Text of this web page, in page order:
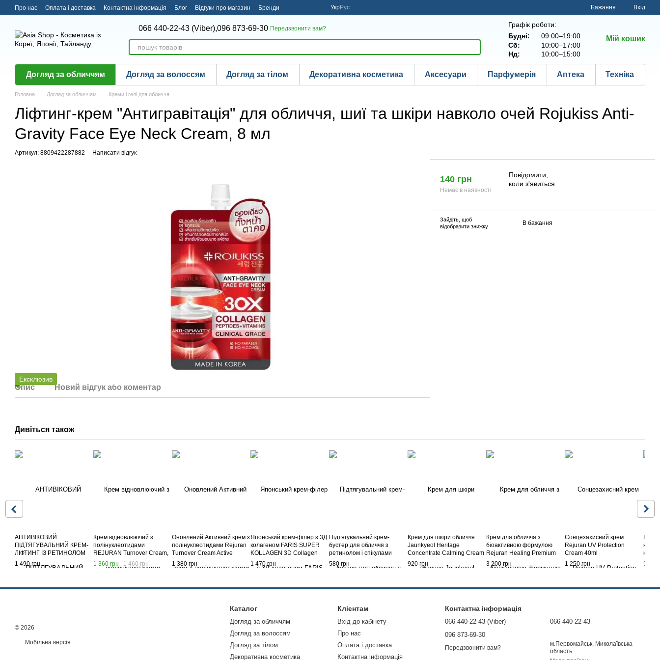
Перейти до основного контенту
Про нас Оплата і доставка Контактна інформація Блог Відгуки про магазин Бренди УкрРус Бажання Вхід
066 440-22-43 (Viber),096 873-69-30 Передзвонити вам?
Графік роботи:
Будні:
09:00–19:00
Сб:
10:00–17:00
Нд:
10:00–15:00
Мій кошик
Догляд за обличчям Догляд за волоссям Догляд за тілом Декоративна косметика Аксесуари Парфумерія Аптека Техніка
Головна Догляд за обличчям Креми і гелі для обличчя
Ліфтинг-крем "Антигравітація" для обличчя, шиї та шкіри навколо очей Rojukiss Anti-
Gravity Face Eye Neck Cream, 8 мл
Артикул: 8809422287882 Написати відгук
Ексклюзив
Опис Новий відгук або коментар
140 грн
Немає в наявності
Повідомити,
коли з'явиться
Зайдіть , щоб
відобразити знижку
В бажання
Дивіться також
АНТИВІКОВИЙ
ПІДТЯГУВАЛЬНИЙ КРЕМ-
ЛІФТИНГ ІЗ РЕТИНОЛОМ
FARIS ICON SUPER LIFTING
CREAM (ЯПОНІЯ)
1 490 грн
Крем відновлюючий з
полінуклеотидами
REJURAN Turnover Cream,
50 мл
1 360 грн 1 460 грн
Оновлений Активний крем з
полінуклеотидами Rejuran
Turnover Cream Active
Enhanced 50ml (покращена
версія)
1 380 грн
Японський крем-філер з 3Д
колагеном FARIS SUPER
KOLLAGEN 3D Collagen
Filler Cream, 30 мл
1 470 грн
Підтягувальний крем-
бустер для обличчя з
ретинолом і спікулами
Celimax The Vita-A Retinal
Shot Tightening Booster,
580 грн
Крем для шкіри обличчя
Jaunkyeol Heritage
Concentrate Calming Cream
50ml
920 грн
Крем для обличчя з
біоактивною формулою
Rejuran Healing Premium
Activator Cream 50ml
3 200 грн
Сонцезахисний крем
Rejuran UV Protection
Cream 40ml
1 250 грн
крем
570
© 2026
Мобільна версія
Каталог
Догляд за обличчям
Догляд за волоссям
Догляд за тілом
Декоративна косметика
Клієнтам
Вхід до кабінету
Про нас
Оплата і доставка
Контактна інформація
Контактна інформація
066 440-22-43 (Viber)
096 873-69-30
Передзвонити вам?
066 440-22-43
м.Первомайськ, Миколаївська
область